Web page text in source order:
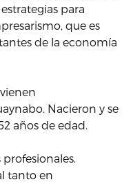
para
que es
de la economía
Nacieron y se
años de edad.
tanto en